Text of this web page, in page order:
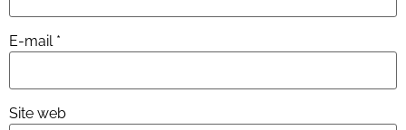
E-mail *
Site web